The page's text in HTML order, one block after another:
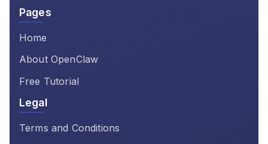
Pages
Home
About OpenClaw
Free Tutorial
Legal
Terms and Conditions